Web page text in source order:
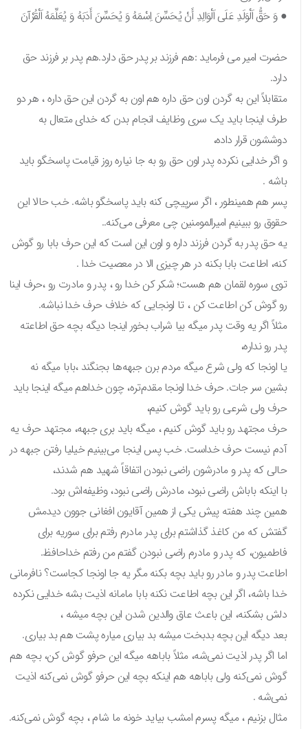
● وَ حَقُّ اَلْوَلَدِ عَلَى اَلْوَالِدِ أَنْ يُحَسِّنَ اِسْمَهُ وَ يُحَسِّنَ أَدَبَهُ وَ يُعَلِّمَهُ اَلْقُرْآنَ
حضرت امیر می‌ فرماید :هم فرزند بر پدر حق دارد.هم پدر بر فرزند حق
دارد.
متقابلاً این به گردن اون حق داره هم اون به گردن این حق داره ، هر دو
طرف اینجا باید یک سری وظایف انجام بدن که خدای متعال به
دوششون قرار داده،
و اگر خدایی نکرده پدر اون حق رو به جا نیاره روز قیامت پاسخگو باید
باشه .
پسر هم همینطور ، اگر سرپیچی کنه باید پاسخگو باشه. خب حالا این
حقوق رو ببینیم امیرالمومنین چی معرفی می‌کنه..
یه حق پدر به گردن فرزند داره و اون این است که این حرف بابا رو گوش
کنه، اطاعت بابا بکنه در هر چیزی الا در معصیت خدا .
توی سوره لقمان هم هست؛ شکر کن خدا رو ، پدر و مادرت رو ،حرف اینا
رو گوش کن اطاعت کن ، تا اونجایی که خلاف حرف خدا نباشه.
مثلاً اگر یه وقت پدر میگه بیا شراب بخور اینجا دیگه بچه حق اطاعته
پدر رو نداره،
یا اونجا که ولی شرع میگه مردم برن جبهه‌ها بجنگند ،بابا میگه نه
بشین سر جات. حرف خدا اونجا مقدم‌تره، چون خداهم میگه اینجا باید
حرف ولی شرعی رو باید گوش کنیم،
حرف مجتهد رو باید گوش کنیم ، میگه باید بری جبهه، مجتهد حرف یه
آدم نیست حرف خداست. خب پس اینجا می‌بینیم خیلیا رفتن جبهه در
حالی که پدر و مادرشون راضی نبودن اتفاقاً شهید هم شدند،
با اینکه باباش راضی نبود، مادرش راضی نبود، وظیفه‌اش بود.
همین چند هفته پیش یکی از همین آقایون افغانی جوون دیدمش
گفتش که من کاغذ گذاشتم برای پدر مادرم رفتم برای سوریه برای
فاطمیون، که پدر و مادرم راضی نبودن گفتم من رفتم خداحافظ.
اطاعت پدر و مادر رو باید بچه بکنه مگر یه جا اونجا کجاست؟ نافرمانی
خدا باشه، اگر این بچه اطاعت نکنه بابا مامانه اذیت بشه خدایی نکرده
دلش بشکنه، این باعث عاق والدین شدن این بچه میشه ،
بعد دیگه این بچه بدبخت میشه بد بیاری میاره پشت هم بد بیاری.
اما اگر پدر اذیت نمی‌شه، مثلاً باباهه میگه این حرفو گوش کن، بچه هم
گوش نمی‌کنه ولی باباهه هم اینکه بچه این حرفو گوش نمی‌کنه اذیت
نمی‌شه .
مثال بزنیم ، میگه پسرم امشب بیاید خونه ما شام ، بچه گوش نمی‌کنه.